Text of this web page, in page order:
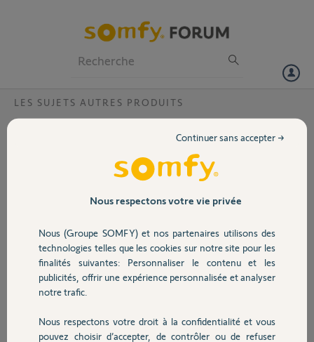
Volet
Sécurité
Domotique
Chauffage
LES SUJETS AUTRES PRODUITS
notice motorisation store
je recherche une notice de reglage motorisation avec telecommande
Jean marie
il y a presque 6 ans
Participer au fil de discussion
Réponses
Nous respectons votre vie privée
Nous (Groupe SOMFY) et nos partenaires utilisons des
technologies telles que les cookies sur notre site pour les
finalités suivantes: Personnaliser le contenu et les
publicités, offrir une expérience personnalisée et analyser
notre trafic.
Nous respectons votre droit à la confidentialité et vous
pouvez choisir d’accepter, de contrôler ou de refuser
Continuer sans accepter →